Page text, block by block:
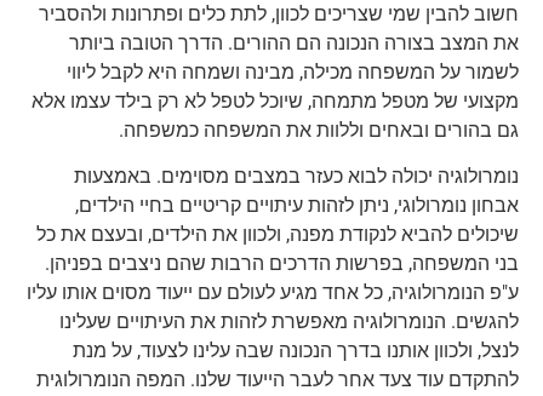
חשוב להבין שמי שצריכים לכוון, לתת כלים ופתרונות ולהסביר
את המצב בצורה הנכונה הם ההורים. הדרך הטובה ביותר
לשמור על המשפחה מכילה, מבינה ושמחה היא לקבל ליווי
מקצועי של מטפל מתמחה, שיוכל לטפל לא רק בילד עצמו אלא
גם בהורים ובאחים וללוות את המשפחה כמשפחה.
נומרולוגיה יכולה לבוא כעזר במצבים מסוימים. באמצעות
אבחון נומרולוגי, ניתן לזהות עיתויים קריטיים בחיי הילדים,
שיכולים להביא לנקודת מפנה, ולכוון את הילדים, ובעצם את כל
בני המשפחה, בפרשות הדרכים הרבות שהם ניצבים בפניהן.
ע"פ הנומרולוגיה, כל אחד מגיע לעולם עם ייעוד מסוים אותו עליו
להגשים. הנומרולוגיה מאפשרת לזהות את העיתויים שעלינו
לנצל, ולכוון אותנו בדרך הנכונה שבה עלינו לצעוד, על מנת
להתקדם עוד צעד אחר לעבר הייעוד שלנו. המפה הנומרולוגית